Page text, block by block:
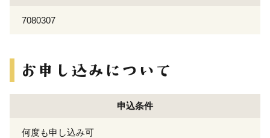
7080307
申込条件
何度も申し込み可